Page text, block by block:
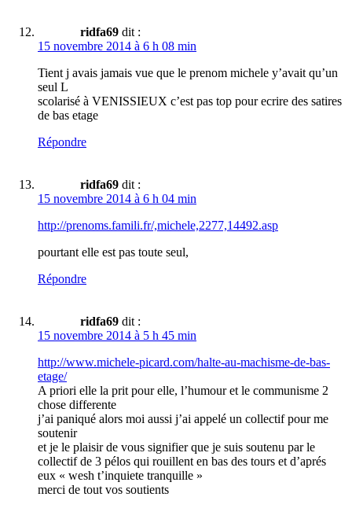
ridfa69 dit :
15 novembre 2014 à 6 h 08 min
Tient j avais jamais vue que le prenom michele y’avait qu’un
seul L
scolarisé à VENISSIEUX c’est pas top pour ecrire des satires
de bas etage
Répondre
ridfa69 dit :
15 novembre 2014 à 6 h 04 min
http://prenoms.famili.fr/,michele,2277,14492.asp
pourtant elle est pas toute seul,
Répondre
ridfa69 dit :
15 novembre 2014 à 5 h 45 min
http://www.michele-picard.com/halte-au-machisme-de-bas-
etage/
A priori elle la prit pour elle, l’humour et le communisme 2
chose differente
j’ai paniqué alors moi aussi j’ai appelé un collectif pour me
soutenir
et je le plaisir de vous signifier que je suis soutenu par le
collectif de 3 pélos qui rouillent en bas des tours et d’aprés
eux « wesh t’inquiete tranquille »
merci de tout vos soutients